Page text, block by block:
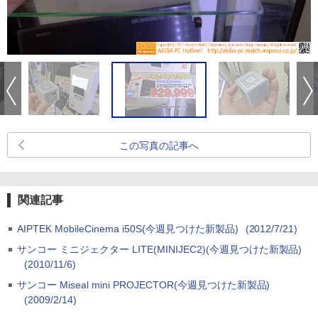
この写真の記事へ
関連記事
AIPTEK MobileCinema i50S(今週見つけた新製品)
(2012/7/21)
サンコー ミニジェクター LITE(MINIJEC2)(今週見つけた新製品)
(2010/11/6)
サンコー Miseal mini PROJECTOR(今週見つけた新製品)
(2009/2/14)